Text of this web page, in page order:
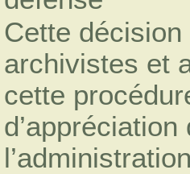
Cette
archivistes et
cette